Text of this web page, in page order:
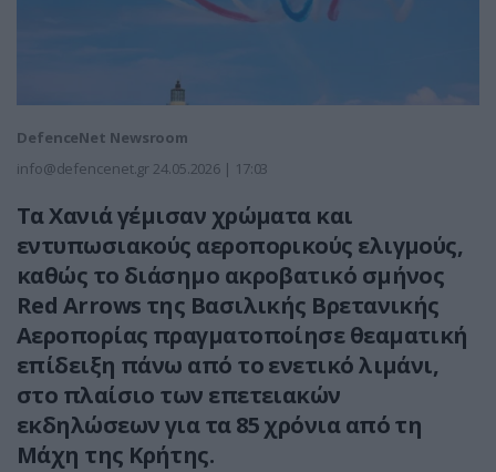
DefenceNet Newsroom
info@defencenet.gr 24.05.2026 | 17:03
Τα Χανιά γέμισαν χρώματα και
εντυπωσιακούς αεροπορικούς ελιγμούς,
καθώς το διάσημο ακροβατικό σμήνος
Red Arrows της Βασιλικής Βρετανικής
Αεροπορίας πραγματοποίησε θεαματική
επίδειξη πάνω από το ενετικό λιμάνι,
στο πλαίσιο των επετειακών
εκδηλώσεων για τα 85 χρόνια από τη
Μάχη της Κρήτης.